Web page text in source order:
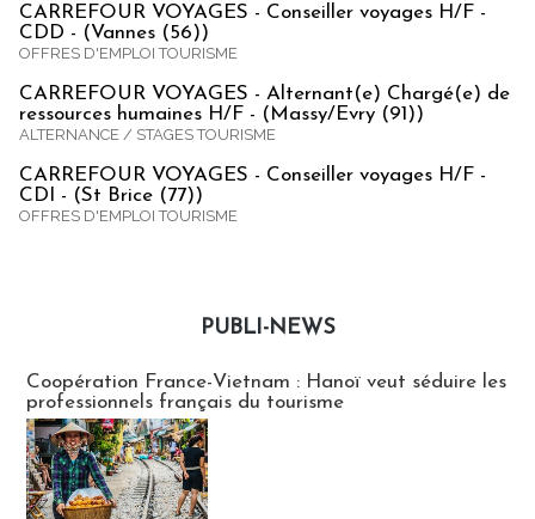
CARREFOUR VOYAGES - Conseiller voyages H/F -
CDD - (Vannes (56))
OFFRES D'EMPLOI TOURISME
CARREFOUR VOYAGES - Alternant(e) Chargé(e) de
ressources humaines H/F - (Massy/Evry (91))
ALTERNANCE / STAGES TOURISME
CARREFOUR VOYAGES - Conseiller voyages H/F -
CDI - (St Brice (77))
OFFRES D'EMPLOI TOURISME
PUBLI-NEWS
Coopération France-Vietnam : Hanoï veut séduire les
professionnels français du tourisme